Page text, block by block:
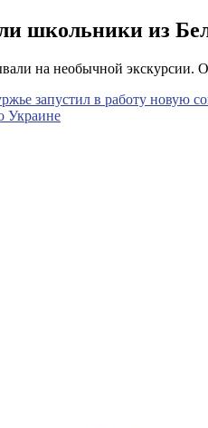
школьники из
на необычной
запустил в работу новую
Украине